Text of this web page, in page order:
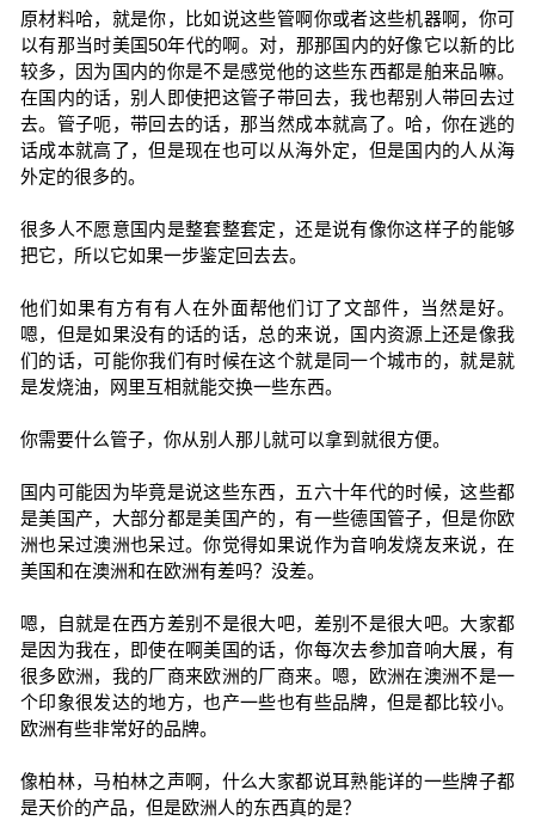
原材料哈，就是你，比如说这些管啊你或者这些机器啊，你可
以有那当时美国50年代的啊。对，那那国内的好像它以新的比
较多，因为国内的你是不是感觉他的这些东西都是舶来品嘛。
在国内的话，别人即使把这管子带回去，我也帮别人带回去过
去。管子呃，带回去的话，那当然成本就高了。哈，你在逃的
话成本就高了，但是现在也可以从海外定，但是国内的人从海
外定的很多的。
很多人不愿意国内是整套整套定，还是说有像你这样子的能够
把它，所以它如果一步鉴定回去去。
他们如果有方有有人在外面帮他们订了文部件，当然是好。
嗯，但是如果没有的话的话，总的来说，国内资源上还是像我
们的话，可能你我们有时候在这个就是同一个城市的，就是就
是发烧油，网里互相就能交换一些东西。
你需要什么管子，你从别人那儿就可以拿到就很方便。
国内可能因为毕竟是说这些东西，五六十年代的时候，这些都
是美国产，大部分都是美国产的，有一些德国管子，但是你欧
洲也呆过澳洲也呆过。你觉得如果说作为音响发烧友来说，在
美国和在澳洲和在欧洲有差吗？没差。
嗯，自就是在西方差别不是很大吧，差别不是很大吧。大家都
是因为我在，即使在啊美国的话，你每次去参加音响大展，有
很多欧洲，我的厂商来欧洲的厂商来。嗯，欧洲在澳洲不是一
个印象很发达的地方，也产一些也有些品牌，但是都比较小。
欧洲有些非常好的品牌。
像柏林，马柏林之声啊，什么大家都说耳熟能详的一些牌子都
是天价的产品，但是欧洲人的东西真的是？